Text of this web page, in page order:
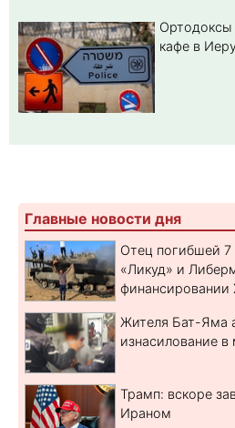
Ортодоксы
кафе в
Главные новости дня
Отец погибшей 7
«Ликуд» и
Жителя Бат-Яма
изнасилование
Трамп: вскоре
Ираном